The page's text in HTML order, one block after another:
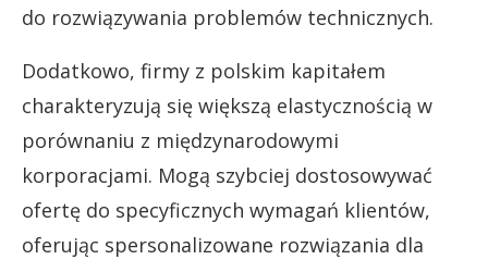
do rozwiązywania problemów technicznych.
Dodatkowo, firmy z polskim kapitałem
charakteryzują się większą elastycznością w
porównaniu z międzynarodowymi
korporacjami. Mogą szybciej dostosowywać
ofertę do specyficznych wymagań klientów,
oferując spersonalizowane rozwiązania dla